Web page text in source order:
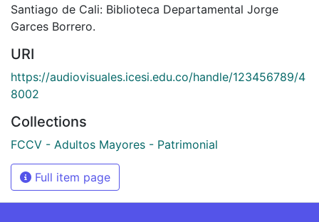
Santiago de Cali: Biblioteca Departamental Jorge
Garces Borrero.
URI
https://audiovisuales.icesi.edu.co/handle/123456789/4
8002
Collections
FCCV - Adultos Mayores - Patrimonial
Full item page